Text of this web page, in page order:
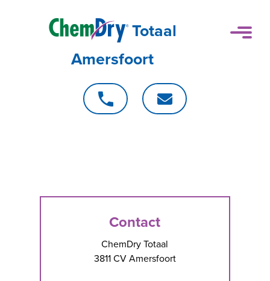
Totaal
Amersfoort
Contact
ChemDry Totaal
3811 CV Amersfoort